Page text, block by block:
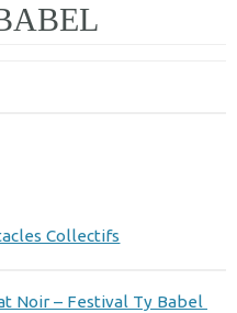
Collectifs
Noir – Festival Ty Babel